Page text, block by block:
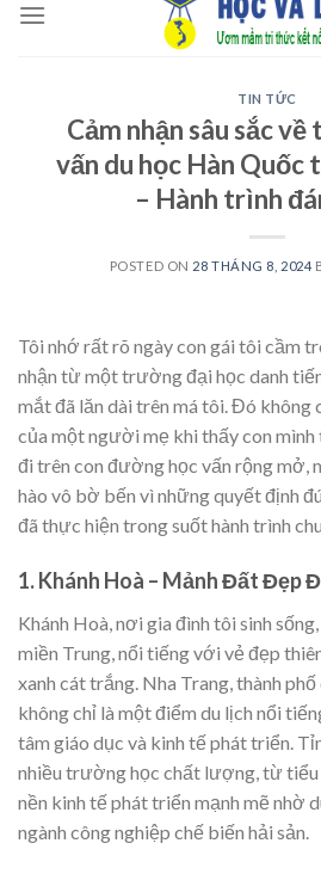
TIN TỨC
Cảm nhận sâu sắc
vấn du học Hàn Quốc
– Hành trình
POSTED ON 28 THÁNG 8, 2024
Tôi nhớ rất rõ ngày con gái tôi cầm
nhận từ một trường đại học danh
mắt đã lăn dài trên má tôi. Đó không
của một người mẹ khi thấy con
đi trên con đường học vấn rộng mở,
hào vô bờ bến vì những quyết định
đã thực hiện trong suốt hành trình
1. Khánh Hoà – Mảnh Đất Đẹp
Khánh Hoà, nơi gia đình tôi sinh
miền Trung, nổi tiếng với vẻ đẹp
xanh cát trắng. Nha Trang, thành
không chỉ là một điểm du lịch nổi
tâm giáo dục và kinh tế phát triển.
nhiều trường học chất lượng, từ tiểu
nền kinh tế phát triển mạnh mẽ nhờ
ngành công nghiệp chế biến hải sản.